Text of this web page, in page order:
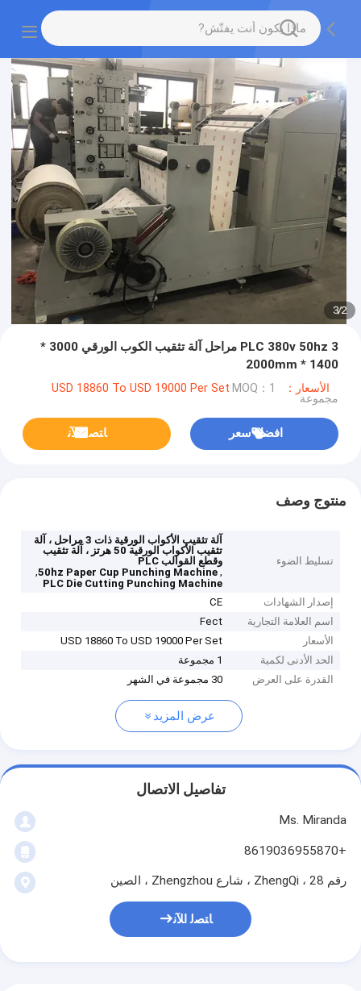
2
/
3
PLC 380v 50hz 3 مراحل آلة تثقيب الكوب الورقي 3000 *
1400 * 2000mm
الأسعار：USD 18860 To USD 19000 Per Set MOQ：1
مجموعة
افضل سعر ﺎﺘﺼﻟ ﺍﻶﻧ
منتوج وصف
تسليط الضوء
آلة تثقيب الأكواب الورقية ذات 3 مراحل ، آلة
تثقيب الأكواب الورقية 50 هرتز ، آلة تثقيب
وقطع القوالب PLC
,
50hz Paper Cup Punching Machine
,
PLC Die Cutting Punching Machine
إصدار الشهادات
CE
اسم العلامة التجارية
Fect
الأسعار
USD 18860 To USD 19000 Per Set
الحد الأدنى لكمية
1 مجموعة
القدرة على العرض
30 مجموعة في الشهر
عرض المزيد
تفاصيل الاتصال
Ms. Miranda
+8619036955870
رقم 28 ، ZhengQi ، شارع Zhengzhou ، الصين
ﺎﺘﺼﻟ ﺍﻶﻧ